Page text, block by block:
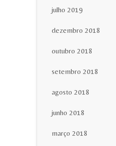
julho 2019
dezembro 2018
outubro 2018
setembro 2018
agosto 2018
junho 2018
março 2018